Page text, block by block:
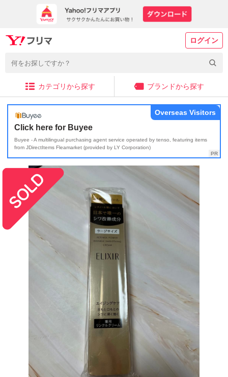
ログイン
カテゴリから探す ブランドから探す
Click here for Buyee
Buyee - A multilingual purchasing agent service operated by tenso, featuring items
from JDirectItems Fleamarket (provided by LY Corporation)
Overseas Visitors